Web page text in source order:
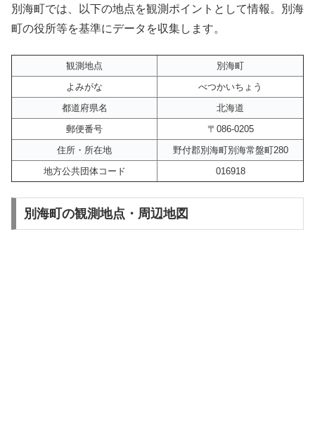
別海町では、以下の地点を観測ポイントとして情報。別海
町の役所等を基準にデータを収集します。
観測地点
別海町
よみがな
べつかいちょう
都道府県名
北海道
郵便番号
〒086-0205
住所・所在地
野付郡別海町別海常盤町280
地方公共団体コード
016918
別海町の観測地点・周辺地図